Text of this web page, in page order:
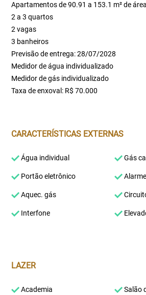
Apartamentos de 90.91 a 153.1 m² de
2 a 3 quartos
2 vagas
3 banheiros
Previsão de entrega: 28/07/2028
Medidor de água individualizado
Medidor de gás individualizado
Taxa de enxoval: R$ 70.000
CARACTERÍSTICAS EXTERNAS
Água individual Gás
Portão eletrônico Alarme
Aquec. gás
Interfone
LAZER
Academia Salão